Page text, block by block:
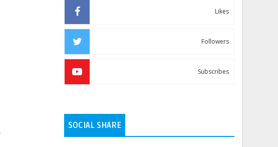
Likes
Followers
Subscribes
SOCIAL SHARE